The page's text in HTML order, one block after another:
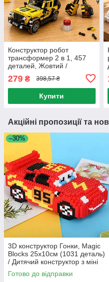
Конструктор робот
трансформер 2 в 1, 457
деталей, Жовтий /
Трансформер-машинка /
Дитячий конструктор
279 ₴ 398,57 ₴
Купити
Акційні пропозиції та
–30%
3D конструктор Гонки, Magic
Blocks 25х10см (1031 деталь)
/ Дитячий конструктор з міні
блоків / Піксельний
конструктор 3Д
Готово до відправки